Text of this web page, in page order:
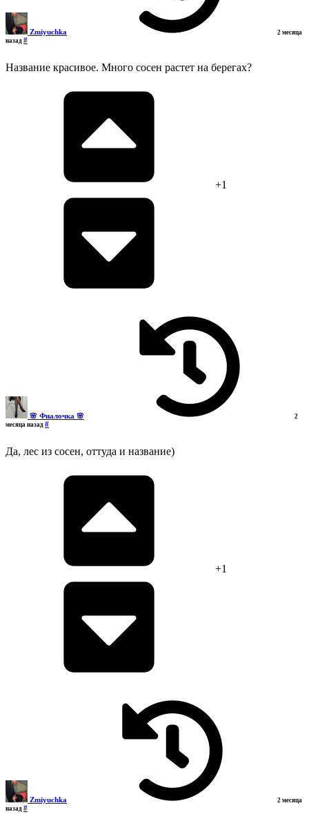
Zmiyuchka
2 месяца
назад #
Название красивое. Много сосен растет на берегах?
+1
🌸 Фиалочка 🌸
2
месяца назад #
Да, лес из сосен, оттуда и название)
+1
Zmiyuchka
2 месяца
назад #